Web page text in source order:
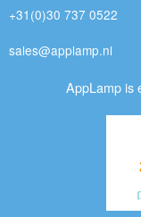
+31(0)30 737 0522
sales@applamp.nl
AppLamp is